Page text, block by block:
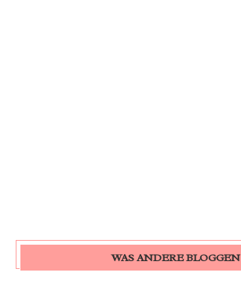
WAS ANDERE BLOGGEN